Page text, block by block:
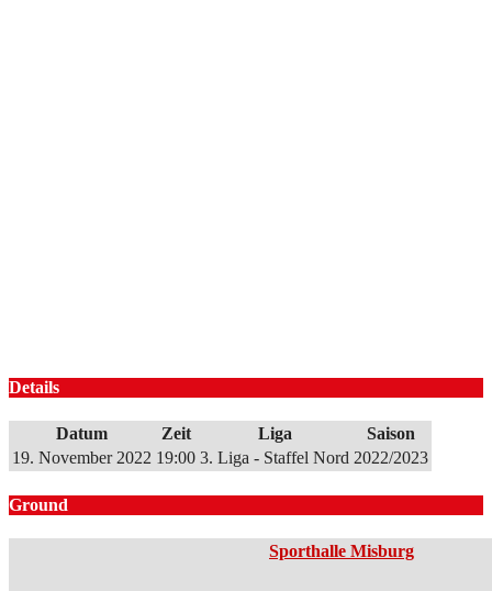
Details
Datum Zeit Liga
Saison
19. November 2022 19:00 3. Liga - Staffel Nord 2022/2023
Ground
Sporthalle Misburg